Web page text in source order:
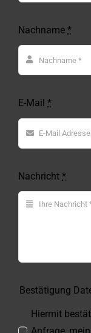
Nachname *
E-Mail *
Nachricht *
Bestätigung
Hiermit
Anfrage,